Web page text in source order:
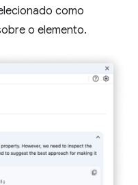
como
o elemento.